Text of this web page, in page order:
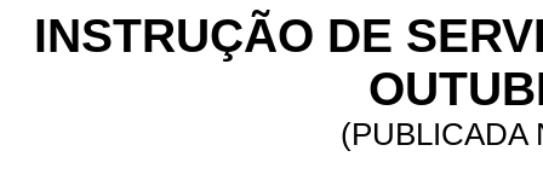
INSTRUÇÃO DE
(PUBLICADA